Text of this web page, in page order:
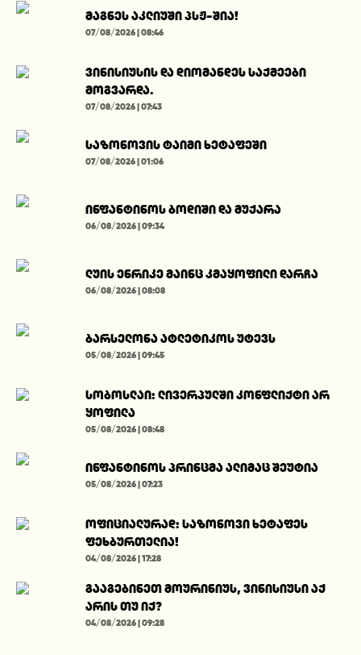
მაგნეს აკლიუში პსჟ-შია!
07/08/2026 | 08:46
ვინისიუსის და დიომანდეს საქმეები
მოგვარდა.
07/08/2026 | 07:43
საზონოვის ტაიმი ხეტაფეში
07/08/2026 | 01:06
ინფანტინოს ბოდიში და მუქარა
06/08/2026 | 09:34
ლუის ენრიკე მაინც კმაყოფილი დარჩა
06/08/2026 | 08:08
ბარსელონა ატლეტიკოს უტევს
05/08/2026 | 09:45
სობოსლაი: ლივერპულში კონფლიქტი არ
ყოფილა
05/08/2026 | 08:48
ინფანტინოს პრინცმა ალიმაც შეუტია
05/08/2026 | 07:23
ოფიციალურად: საზონოვი ხეტაფეს
ფეხბურთელია!
04/08/2026 | 17:28
გააგებინეთ მოურინიუს, ვინისიუსი აქ
არის თუ იქ?
04/08/2026 | 09:28